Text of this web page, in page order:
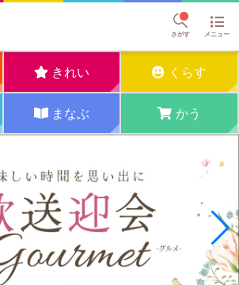
さがす メニュー
きれい くらす
まなぶ かう